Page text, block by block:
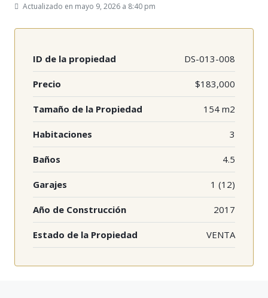
Actualizado en mayo 9, 2026 a 8:40 pm
ID de la propiedad DS-013-008
Precio $183,000
Tamaño de la Propiedad 154 m2
Habitaciones 3
Baños 4.5
Garajes 1 (12)
Año de Construcción 2017
Estado de la Propiedad VENTA